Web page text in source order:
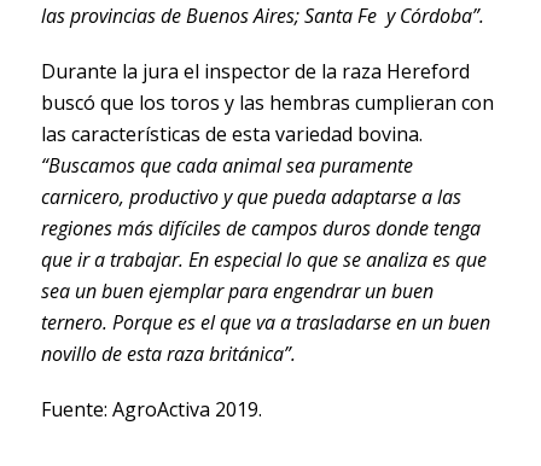
las provincias de Buenos Aires; Santa Fe y Córdoba”.
Durante la jura el inspector de la raza Hereford
buscó que los toros y las hembras cumplieran con
las características de esta variedad bovina.
“Buscamos que cada animal sea puramente
carnicero, productivo y que pueda adaptarse a las
regiones más difíciles de campos duros donde tenga
que ir a trabajar. En especial lo que se analiza es que
sea un buen ejemplar para engendrar un buen
ternero. Porque es el que va a trasladarse en un buen
novillo de esta raza británica”.
Fuente: AgroActiva 2019.